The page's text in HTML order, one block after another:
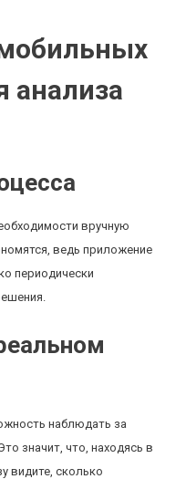
анализа
вручную
ведь приложение
периодически
наблюдать за
значит, что, находясь в
видите, сколько